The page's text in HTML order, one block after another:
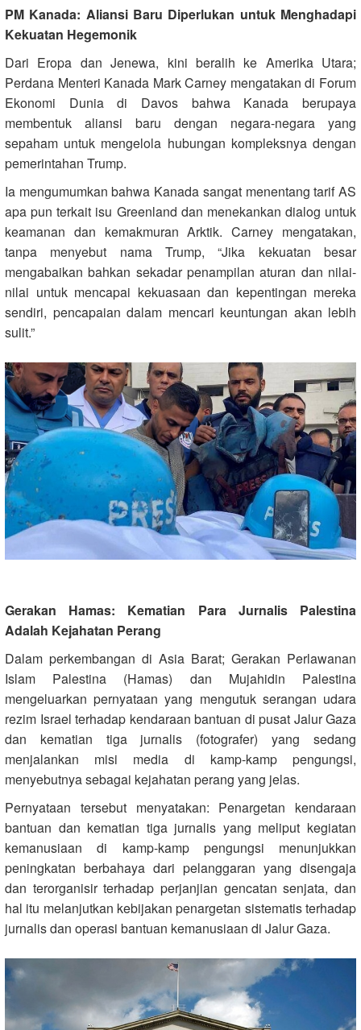
PM Kanada: Aliansi Baru Diperlukan untuk Menghadapi
Kekuatan Hegemonik
Dari Eropa dan Jenewa, kini beralih ke Amerika Utara;
Perdana Menteri Kanada Mark Carney mengatakan di Forum
Ekonomi Dunia di Davos bahwa Kanada berupaya
membentuk aliansi baru dengan negara-negara yang
sepaham untuk mengelola hubungan kompleksnya dengan
pemerintahan Trump.
Ia mengumumkan bahwa Kanada sangat menentang tarif AS
apa pun terkait isu Greenland dan menekankan dialog untuk
keamanan dan kemakmuran Arktik. Carney mengatakan,
tanpa menyebut nama Trump, “Jika kekuatan besar
mengabaikan bahkan sekadar penampilan aturan dan nilai-
nilai untuk mencapai kekuasaan dan kepentingan mereka
sendiri, pencapaian dalam mencari keuntungan akan lebih
sulit.”
Gerakan Hamas: Kematian Para Jurnalis Palestina
Adalah Kejahatan Perang
Dalam perkembangan di Asia Barat; Gerakan Perlawanan
Islam Palestina (Hamas) dan Mujahidin Palestina
mengeluarkan pernyataan yang mengutuk serangan udara
rezim Israel terhadap kendaraan bantuan di pusat Jalur Gaza
dan kematian tiga jurnalis (fotografer) yang sedang
menjalankan misi media di kamp-kamp pengungsi,
menyebutnya sebagai kejahatan perang yang jelas.
Pernyataan tersebut menyatakan: Penargetan kendaraan
bantuan dan kematian tiga jurnalis yang meliput kegiatan
kemanusiaan di kamp-kamp pengungsi menunjukkan
peningkatan berbahaya dari pelanggaran yang disengaja
dan terorganisir terhadap perjanjian gencatan senjata, dan
hal itu melanjutkan kebijakan penargetan sistematis terhadap
jurnalis dan operasi bantuan kemanusiaan di Jalur Gaza.